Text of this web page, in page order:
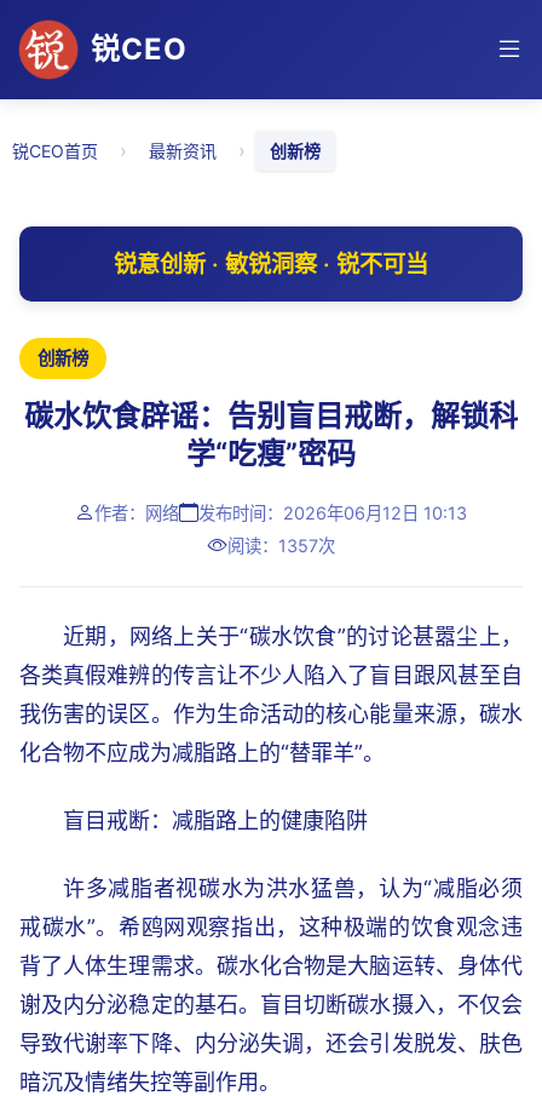
锐CEO
锐CEO首页 › 最新资讯 › 创新榜
锐意创新 · 敏锐洞察 · 锐不可当
创新榜
碳水饮食辟谣：告别盲目戒断，解锁科
学“吃瘦”密码
作者：网络
发布时间：2026年06月12日 10:13
阅读：1357次
近期，网络上关于“碳水饮食”的讨论甚嚣尘上，
各类真假难辨的传言让不少人陷入了盲目跟风甚至自
我伤害的误区。作为生命活动的核心能量来源，碳水
化合物不应成为减脂路上的“替罪羊”。
盲目戒断：减脂路上的健康陷阱
许多减脂者视碳水为洪水猛兽，认为“减脂必须
戒碳水”。希鸥网观察指出，这种极端的饮食观念违
背了人体生理需求。碳水化合物是大脑运转、身体代
谢及内分泌稳定的基石。盲目切断碳水摄入，不仅会
导致代谢率下降、内分泌失调，还会引发脱发、肤色
暗沉及情绪失控等副作用。